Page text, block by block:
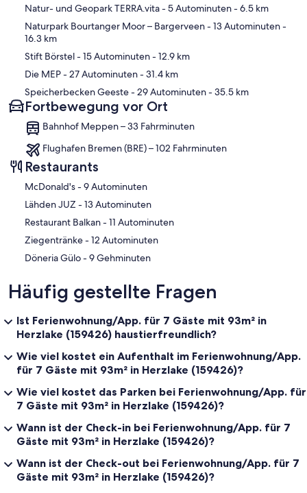
Karte
Natur- und Geopark TERRA.vita- 5 Autominuten- 6.5 km
Naturpark Bourtanger Moor – Bargerveen- 13 Autominuten-
16.3 km
Stift Börstel- 15 Autominuten- 12.9 km
Die MEP- 27 Autominuten- 31.4 km
Speicherbecken Geeste- 29 Autominuten- 35.5 km
Fortbewegung vor Ort
Bahnhof Meppen – 33 Fahrminuten
Flughafen Bremen (BRE) – 102 Fahrminuten
Restaurants
‪McDonald's - ‬9 Autominuten
‪Lähden JUZ - ‬13 Autominuten
‪Restaurant Balkan - ‬11 Autominuten
‪Ziegentränke - ‬12 Autominuten
‪Döneria Gülo - ‬9 Gehminuten
Häufig gestellte Fragen
Ist Ferienwohnung/App. für 7 Gäste mit 93m² in
Herzlake (159426) haustierfreundlich?
Wie viel kostet ein Aufenthalt im Ferienwohnung/App.
für 7 Gäste mit 93m² in Herzlake (159426)?
Wie viel kostet das Parken bei Ferienwohnung/App. für
7 Gäste mit 93m² in Herzlake (159426)?
Wann ist der Check-in bei Ferienwohnung/App. für 7
Gäste mit 93m² in Herzlake (159426)?
Wann ist der Check-out bei Ferienwohnung/App. für 7
Gäste mit 93m² in Herzlake (159426)?